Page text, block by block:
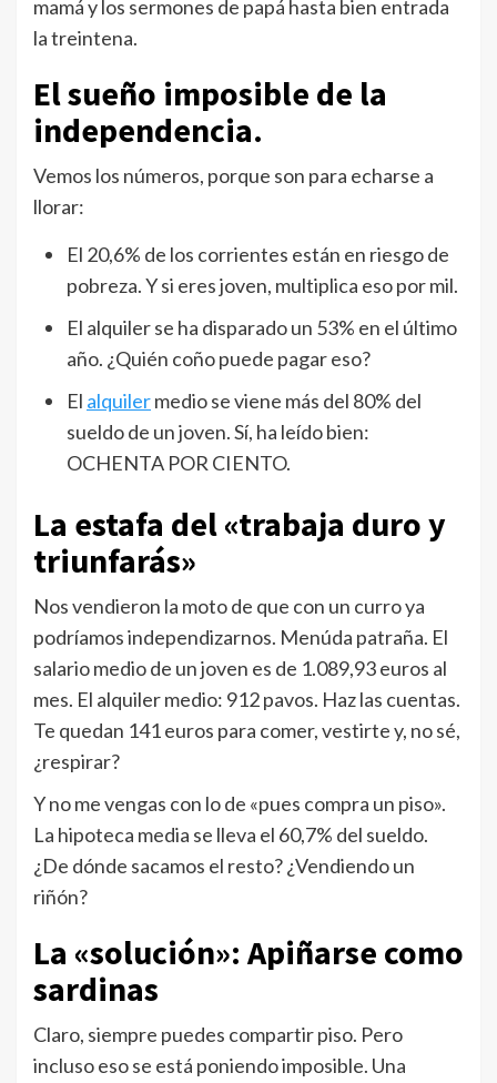
mamá y los sermones de papá hasta bien entrada
la treintena.
El sueño imposible de la
independencia.
Vemos los números, porque son para echarse a
llorar:
El 20,6% de los corrientes están en riesgo de
pobreza. Y si eres joven, multiplica eso por mil.
El alquiler se ha disparado un 53% en el último
año. ¿Quién coño puede pagar eso?
El alquilermedio se viene más del 80% del
sueldo de un joven. Sí, ha leído bien:
OCHENTA POR CIENTO.
La estafa del «trabaja duro y
triunfarás»
Nos vendieron la moto de que con un curro ya
podríamos independizarnos. Menúda patraña. El
salario medio de un joven es de 1.089,93 euros al
mes. El alquiler medio: 912 pavos. Haz las cuentas.
Te quedan 141 euros para comer, vestirte y, no sé,
¿respirar?
Y no me vengas con lo de «pues compra un piso».
La hipoteca media se lleva el 60,7% del sueldo.
¿De dónde sacamos el resto? ¿Vendiendo un
riñón?
La «solución»: Apiñarse como
sardinas
Claro, siempre puedes compartir piso. Pero
incluso eso se está poniendo imposible. Una